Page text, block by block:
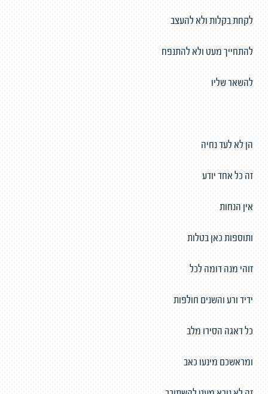
לקחת בקלות ולא להעצב
להתחייך מעט ולא להתנפח
להשאר שליו
הן לא לעד נחיה
זה כל אחד יודע
אין הנחות
ותוספות כאן בטלות
זוהי מנה דומה לכל
ידיד ורע והשנים חולפות
כל דאגה הסירו מלב
ומראשכם מינעו כאב